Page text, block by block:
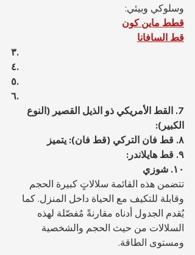
وسلوكي وبيئي:
قطط ماين كون
قط السافانا
٣.
٤.
٥.
٦.
7. القط الأمريكي ذو الذيل القصير (النوع
الكبير):
٨. قط فان التركي (قط فان): يتميز
٩. قط هايلاندر:
١٠. شوزي
تتضمن هذه القائمة سلالاتٍ كبيرة الحجم
وقابلة للتكيف مع الحياة داخل المنزل. كما
يُقدم الجدول أدناه مقارنةً مُفصّلة لهذه
السلالات من حيث الحجم والشخصية
ومستوى الطاقة.